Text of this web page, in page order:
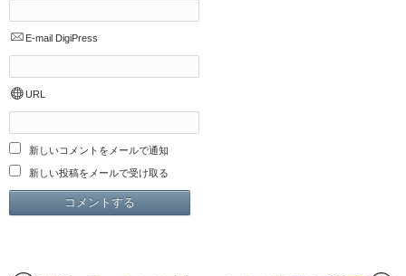
E-mail DigiPress
URL
新しいコメントをメールで通知
新しい投稿をメールで受け取る